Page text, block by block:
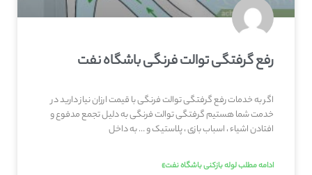
رفع گرفتگی توالت فرنگی باشگاه نفت
اگر به خدمات رفع گرفتگی توالت فرنگی با قیمت ارزان نیاز دارید در
خدمت شما هستیم گرفتگی توالت فرنگی به دلیل تجمع مدفوع و
افتادن اشیاء ، اسباب بازی ، پلاستیک و … به داخل
ادامه مطلب لوله بازکنی باشگاه نفت»